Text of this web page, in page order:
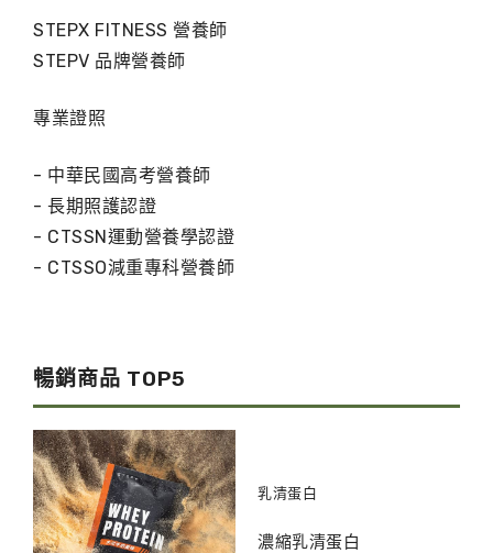
STEPX FITNESS 營養師
STEPV 品牌營養師
專業證照
- 中華民國高考營養師
- 長期照護認證
- CTSSN運動營養學認證
- CTSSO減重專科營養師
暢銷商品 TOP5
乳清蛋白
濃縮乳清蛋白